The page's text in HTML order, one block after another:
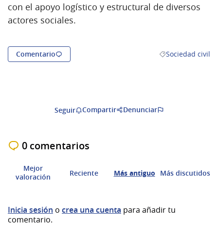
con el apoyo logístico y estructural de diversos
actores sociales.
Comentario Resultados al
Sociedad civil
Seguir Compartir Denunciar
0 comentarios
Mejor
valoración
Reciente Más antiguo Más discutidos
Inicia sesión o crea una cuenta para añadir tu
comentario.